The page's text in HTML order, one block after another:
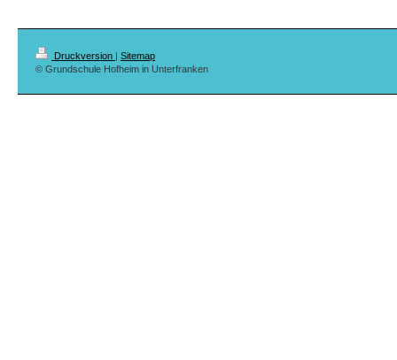
Druckversion | Sitemap
© Grundschule Hofheim in Unterfranken